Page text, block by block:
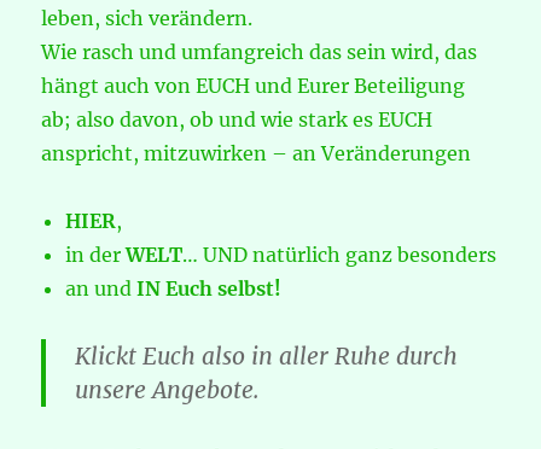
leben, sich verändern.
Wie rasch und umfangreich das sein wird, das
hängt auch von EUCH und Eurer Beteiligung
ab; also davon, ob und wie stark es EUCH
anspricht, mitzuwirken – an Veränderungen
HIER,
in derWELT… UND natürlich ganz besonders
an undIN Euch selbst!
Klickt Euch also in aller Ruhe durch
unsere Angebote.